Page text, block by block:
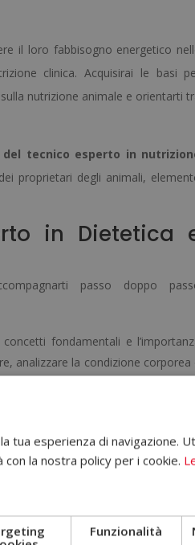
il loro fabbisogno energetico
clinica. Acquisirai le basi
nutrizione animale e orientarti
tecnico esperto in
proprietari degli animali,
in Dietetica
passo doppo
fondamentali e
analizzare la condizione corporea
il contesto reale in cui applicare le
dei nutriente:
interagiscono nel metabolismo
e non ruminanti, e
tua esperienza di navigazione.
la nostra policy per i cookie.
Funzionalità